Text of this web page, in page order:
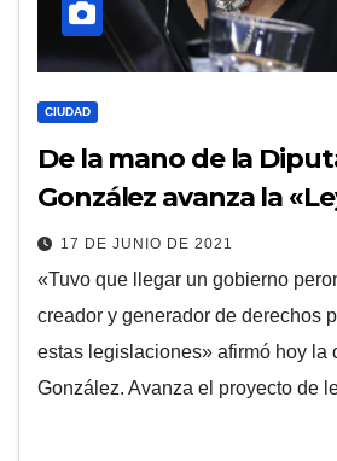
CIUDAD
De la mano de la
González avanza la
17 DE JUNIO DE 2021
«Tuvo que llegar un gobierno
creador y generador de derechos
estas legislaciones» afirmó hoy la
González. Avanza el proyecto de